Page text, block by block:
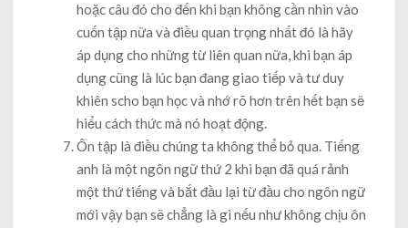
hoặc câu đó cho đến khi bạn không cần nhìn vào
cuốn tập nữa và điều quan trọng nhất đó là hãy
áp dụng cho những từ liên quan nữa, khi bạn áp
dụng cũng là lúc bạn đang giao tiếp và tư duy
khiên scho bạn học và nhớ rõ hơn trên hết bạn sẽ
hiểu cách thức mà nó hoạt động.
Ôn tập là điều chúng ta không thể bỏ qua. Tiếng
anh là một ngôn ngữ thứ 2 khi bạn đã quá rảnh
một thứ tiếng và bắt đầu lại từ đầu cho ngôn ngữ
mới vậy bạn sẽ chẳng là gì nếu như không chịu ôn